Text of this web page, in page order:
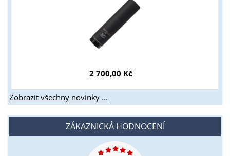
2 700,00 Kč
Zobrazit všechny novinky ...
ZÁKAZNICKÁ HODNOCENÍ